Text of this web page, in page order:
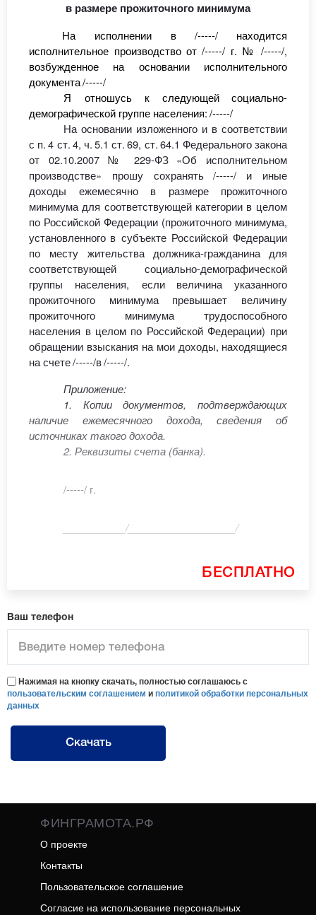
в размере прожиточного минимума
На исполнении в
/-----/
находится
исполнительное производство от /-----/ г. № /-----/,
возбужденное на основании исполнительного
документа/-----/
Я отношусь к следующей социально-
демографической группе населения:/-----/
На основании изложенного и в соответствии
с п. 4 ст.4, ч.5.1 ст. 69, ст.64.1 Федерального закона
от 02.10.2007 № 229-ФЗ «Об исполнительном
производстве» прошу сохранять
/-----/
и иные
доходы ежемесячно в размере прожиточного
минимума для соответствующей категории в целом
по Российской Федерации (прожиточного минимума,
установленного в субъекте Российской Федерации
по месту жительства должника-гражданина
для
соответствующей социально-демографической
группы населения, если
величина указанного
прожиточного минимума превышает величину
прожиточного минимума трудоспособного
населения в целом по Российской Федерации) при
обращении взыскания на мои доходы, находящиеся
на счете/-----/в/-----/.
Приложение:
1. Копии документов, подтверждающих
наличие ежемесячного дохода, сведения об
источниках такого дохода.
2. Реквизиты счета (банка).
/-----/ г.
___________/___________________/
БЕСПЛАТНО
Ваш телефон
Нажимая на кнопку скачать, полностью соглашаюсь с
пользовательским соглашением иполитикой обработки персональных
данных
Скачать
ФИНГРАМОТА.РФ
О проекте
Контакты
Пользовательское соглашение
Согласие на использование персональных